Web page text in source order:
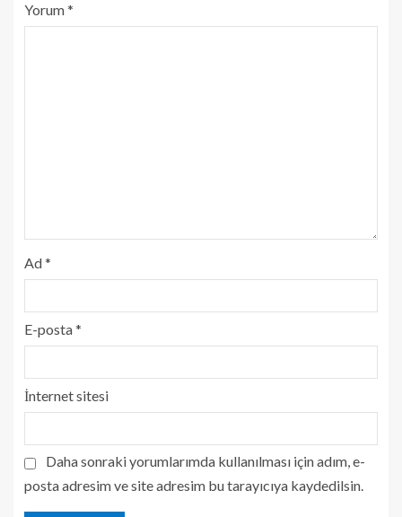
Yorum*
Ad*
E-posta*
İnternet sitesi
Daha sonraki yorumlarımda kullanılması için adım, e-
posta adresim ve site adresim bu tarayıcıya kaydedilsin.